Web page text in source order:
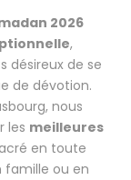
2026
,
désireux de se
de dévotion.
nous
les meilleures
en toute
famille ou en